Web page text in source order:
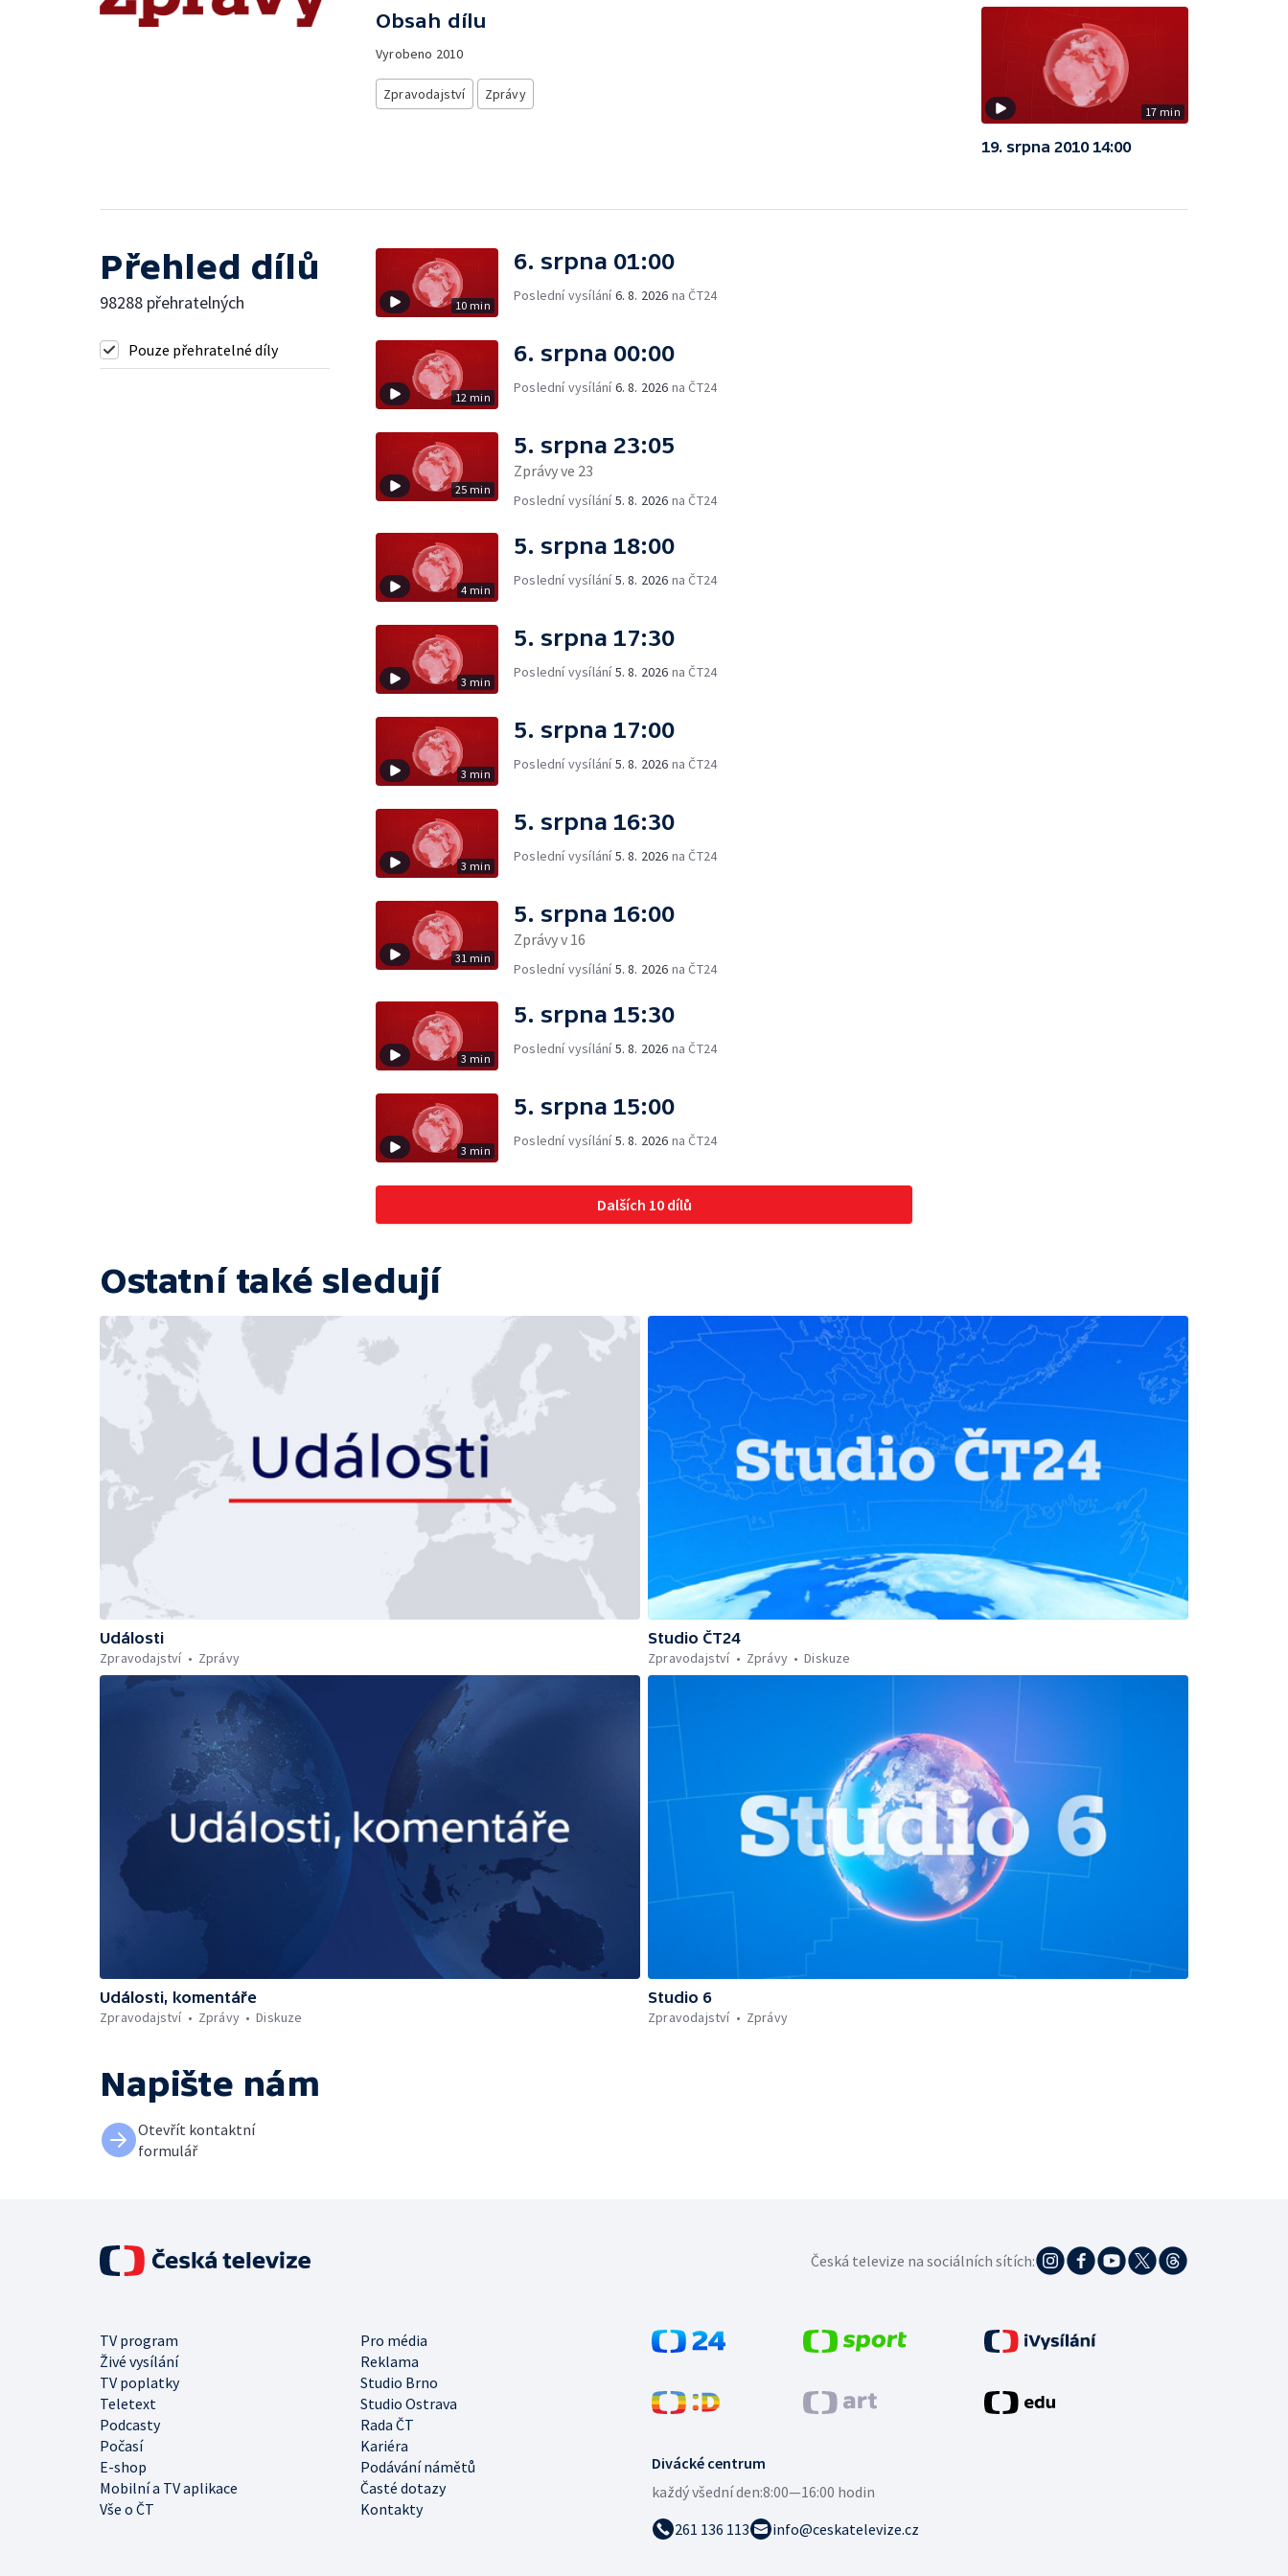
Obsah dílu
Vyrobeno 2010
Zpravodajství Zprávy
17 min
19. srpna 2010 14:00
Přehled dílů
98288 přehratelných
Pouze přehratelné díly
10 min
6. srpna 01:00
Poslední vysílání6. 8. 2026 na ČT24
12 min
6. srpna 00:00
Poslední vysílání6. 8. 2026 na ČT24
25 min
5. srpna 23:05
Zprávy ve 23
Poslední vysílání5. 8. 2026 na ČT24
4 min
5. srpna 18:00
Poslední vysílání5. 8. 2026 na ČT24
3 min
5. srpna 17:30
Poslední vysílání5. 8. 2026 na ČT24
3 min
5. srpna 17:00
Poslední vysílání5. 8. 2026 na ČT24
3 min
5. srpna 16:30
Poslední vysílání5. 8. 2026 na ČT24
31 min
5. srpna 16:00
Zprávy v 16
Poslední vysílání5. 8. 2026 na ČT24
3 min
5. srpna 15:30
Poslední vysílání5. 8. 2026 na ČT24
3 min
5. srpna 15:00
Poslední vysílání5. 8. 2026 na ČT24
Dalších 10 dílů
Ostatní také sledují
Události
Zpravodajství
Zprávy
Studio ČT24
Zpravodajství
Zprávy Diskuze
Události, komentáře
Zpravodajství
Zprávy Diskuze
Studio 6
Zpravodajství
Zprávy
Napište nám
Otevřít kontaktní
formulář
Divácké centrum
každý všední den:8:00—16:00 hodin
261 136 113
info@ceskatelevize.cz
TV program
Pro média
Živé vysílání
Reklama
TV poplatky
Studio Brno
Teletext
Studio Ostrava
Podcasty
Rada ČT
Počasí
Kariéra
E-shop
Podávání námětů
Mobilní a TV aplikace
Časté dotazy
Vše o ČT
Kontakty
Česká televize na sociálních sítích: